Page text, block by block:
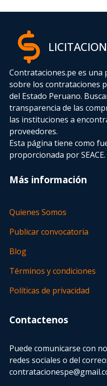
Contrataciones.pe es
sobre los contrataciones
del Estado Peruano.
transparencia de las
las instituciones a
proveedores.
Esta página tiene como
proporcionada por SEACE.
Más información
Quienes Somos
Publicar convocatoria
Blog
Términos y condiciones
Políticas de privacidad
Contactenos
Puede comunicarse con
redes sociales o del correo: